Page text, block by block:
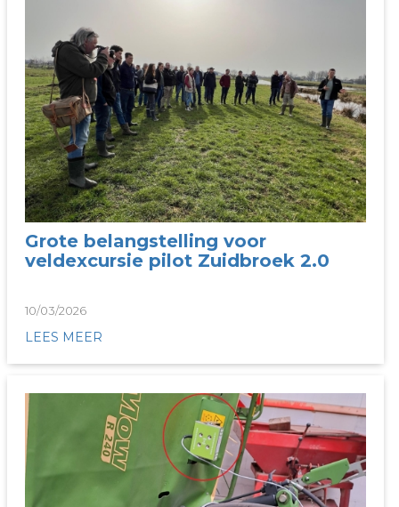
Grote belangstelling voor
veldexcursie pilot Zuidbroek 2.0
10/03/2026
LEES MEER